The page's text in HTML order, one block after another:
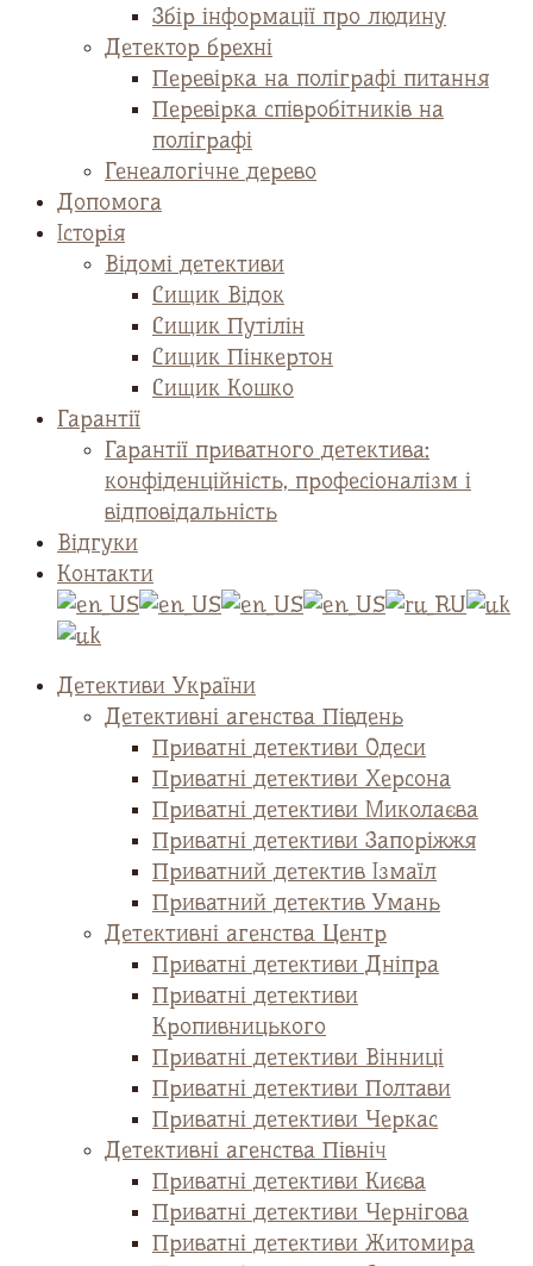
Збір інформації про людину
Детектор брехні
Перевірка на поліграфі питання
Перевірка співробітників на
поліграфі
Генеалогічне дерево
Допомога
Історія
Відомі детективи
Сищик Відок
Сищик Путілін
Сищик Пінкертон
Сищик Кошко
Гарантії
Гарантії приватного детектива:
конфіденційність, професіоналізм і
відповідальність
Відгуки
Контакти
Детективи України
Детективні агенства Південь
Приватні детективи Одеси
Приватні детективи Херсона
Приватні детективи Миколаєва
Приватні детективи Запоріжжя
Приватний детектив Ізмаїл
Приватний детектив Умань
Детективні агенства Центр
Приватні детективи Дніпра
Приватні детективи
Кропивницького
Приватні детективи Вінниці
Приватні детективи Полтави
Приватні детективи Черкас
Детективні агенства Північ
Приватні детективи Києва
Приватні детективи Чернігова
Приватні детективи Житомира